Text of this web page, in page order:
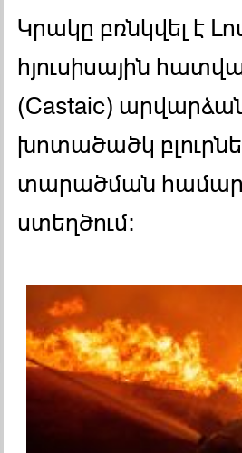
Կրակը բռնկվել է
հյուսիսային
(Castaic)
խոտածածկ
տարածման համար
ստեղծում: